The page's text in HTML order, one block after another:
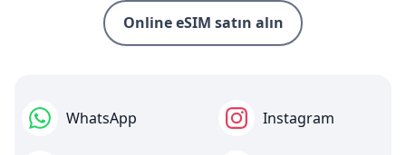
Online eSIM satın alın
WhatsApp Instagram